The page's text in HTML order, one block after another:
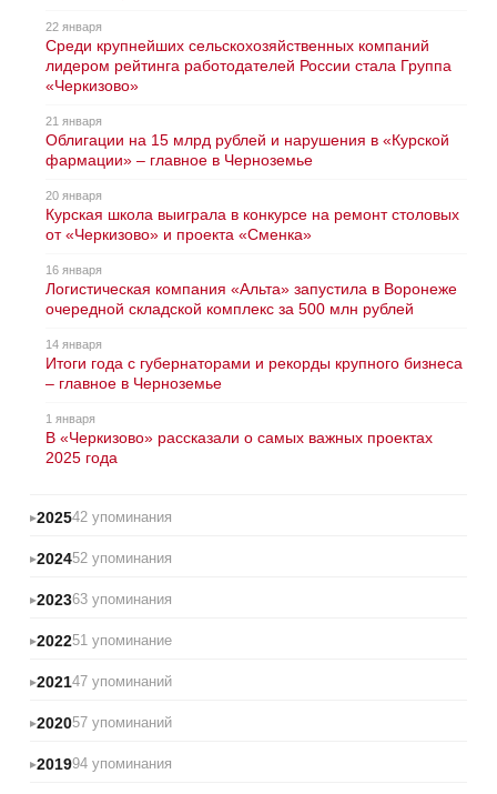
22 января
Среди крупнейших сельскохозяйственных компаний
лидером рейтинга работодателей России стала Группа
«Черкизово»
21 января
Облигации на 15 млрд рублей и нарушения в «Курской
фармации» – главное в Черноземье
20 января
Курская школа выиграла в конкурсе на ремонт столовых
от «Черкизово» и проекта «Сменка»
16 января
Логистическая компания «Альта» запустила в Воронеже
очередной складской комплекс за 500 млн рублей
14 января
Итоги года с губернаторами и рекорды крупного бизнеса
– главное в Черноземье
1 января
В «Черкизово» рассказали о самых важных проектах
2025 года
202542 упоминания
202452 упоминания
202363 упоминания
202251 упоминание
202147 упоминаний
202057 упоминаний
201994 упоминания